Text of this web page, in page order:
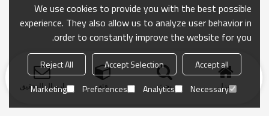
منزل بحث فئة ارسال التحقيق
We use cookies to provide you with the best possible
experience. They also allow us to analyze user behavior in
order to constantly improve the website for you.
Accept all
Accept Selection
Reject All
Necessary
Analytics
Preferences
Marketing